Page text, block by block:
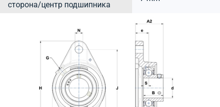
сторона/центр подшипника